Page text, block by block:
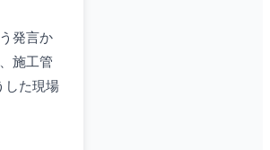
発言か
施工管
した現場